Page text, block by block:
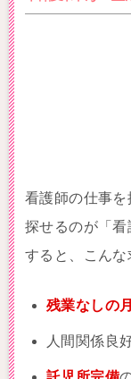
看護師の仕事
探せるのが「
すると、こんな
残業なしの
人間関係良